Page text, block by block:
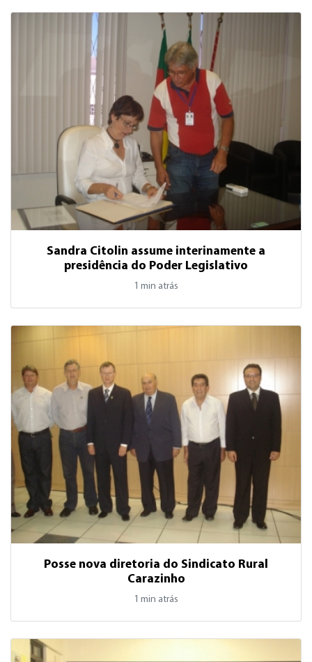
Sandra Citolin assume interinamente a
presidência do Poder Legislativo
1 min atrás
Posse nova diretoria do Sindicato Rural
Carazinho
1 min atrás